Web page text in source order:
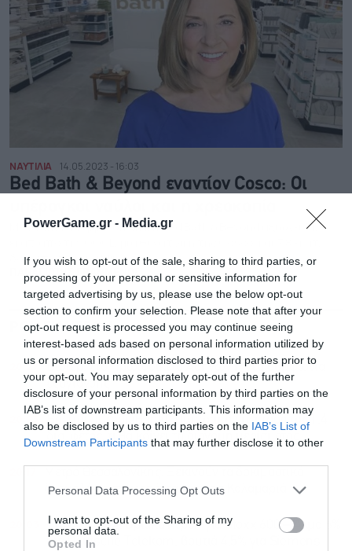
PowerGame.gr - Media.gr
If you wish to opt-out of the sale, sharing to third parties, or
processing of your personal or sensitive information for
targeted advertising by us, please use the below opt-out
section to confirm your selection. Please note that after your
opt-out request is processed you may continue seeing
interest-based ads based on personal information utilized by
us or personal information disclosed to third parties prior to
your opt-out. You may separately opt-out of the further
disclosure of your personal information by third parties on the
IAB’s list of downstream participants. This information may
also be disclosed by us to third parties on the IAB’s List of
Downstream Participants that may further disclose it to other
Personal Data Processing Opt Outs
I want to opt-out of the Sharing of my
personal data.
Opted In
ΝΑΥΤΙΛΙΑ 14.05.2023 - 16:03
Bed Bath & Beyond εναντίον Cosco: Οι
Μετά την κατάρρευσή της, η Bed Bath & Beyond αξιώνει 31,7
δολ. από τη Yang Ming
ΠΑΝΑΓΙΩΤΗΣ ΓΡΑΜΜΕΝΟΣ
ΡΟΗ ΕΙΔΗΣΕΩΝ ΔΗΜΟΦΙΛΗ
20:27
Βιοτέρ: Στο Πρωτοδικείο Αθηνών η νέα συμφωνία
εξυγίανσης
Βρεττού (CrediaBank): Πιστωτική επέκταση ως 1,4
δισ. φέτος, τι θα κρίνει τη διανομή μερίσματος
δρομολόγια στην επέκταση προς Καλαμαριά
Ευρωαγορές: Οριακά κέρδη για Stoxx 600 – Άλμα 6%
για Deutsche Telekom, βουτιά 4,5% για Siemens